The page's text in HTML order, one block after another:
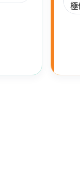
極